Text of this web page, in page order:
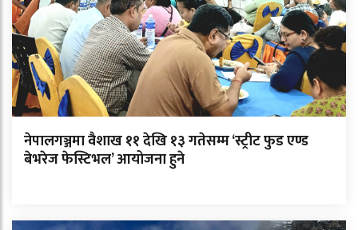
नेपालगञ्जमा वैशाख ११ देखि १३ गतेसम्म ‘स्ट्रीट फुड एण्ड
बेभरेज फेस्टिभल’ आयोजना हुने